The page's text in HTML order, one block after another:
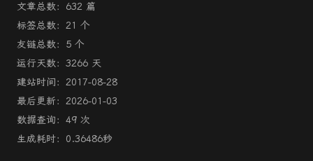
文章总数：632 篇
标签总数：21 个
友链总数：5 个
运行天数：3266 天
建站时间：2017-08-28
最后更新：2026-01-03
数据查询：49 次
生成耗时：0.36486秒